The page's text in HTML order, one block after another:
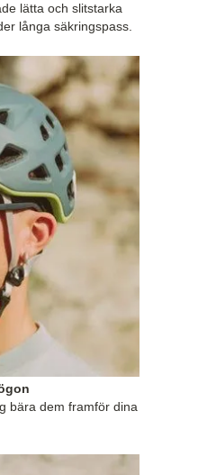
lätta och slitstarka
långa säkringspass.
bära dem framför dina